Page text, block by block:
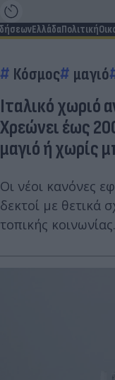
ΕλλάδαΠολιτική
Κόσμος μαγιό
Ιταλικό χωριό
Χρεώνει έως
μαγιό ή χωρίς
Οι νέοι κανόνες
δεκτοί με θετικά
τοπικής κοινωνίας.